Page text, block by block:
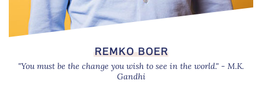
REMKO BOER
"You must be the change you wish to see in the world." - M.K.
Gandhi